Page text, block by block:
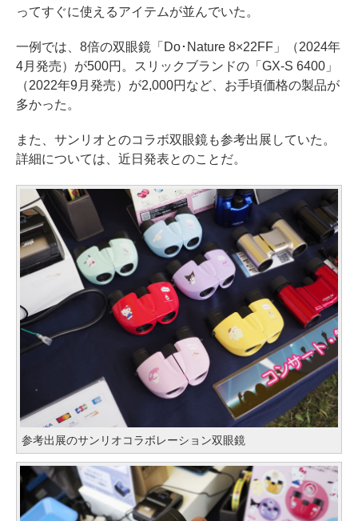
ってすぐに使えるアイテムが並んでいた。
一例では、8倍の双眼鏡「Do･Nature 8×22FF」（2024年
4月発売）が500円。スリックブランドの「GX-S 6400」
（2022年9月発売）が2,000円など、お手頃価格の製品が
多かった。
また、サンリオとのコラボ双眼鏡も参考出展していた。
詳細については、近日発表とのことだ。
参考出展のサンリオコラボレーション双眼鏡